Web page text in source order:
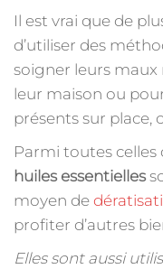
Il est vrai que de
d’utiliser des
soigner leurs maux
leur maison ou
présents sur place,
Parmi toutes celles
huiles essentielles
moyen de
profiter d’autres
Elles sont aussi